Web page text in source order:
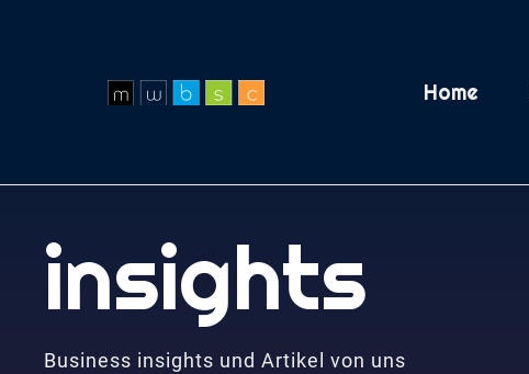
Home
insights
Business insights und Artikel von uns